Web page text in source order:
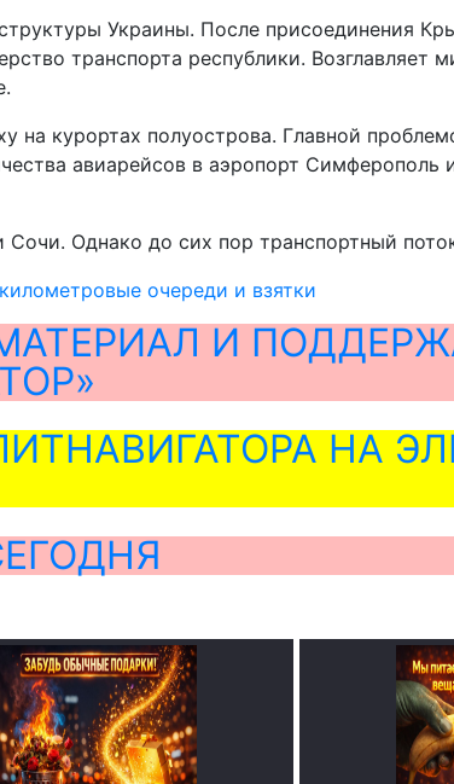
Украины. После присоединения
транспорта республики. Возглавляет
курортах полуострова. Главной
авиарейсов в аэропорт Симферополь
Однако до сих пор транспортный
очереди и взятки
И
НА